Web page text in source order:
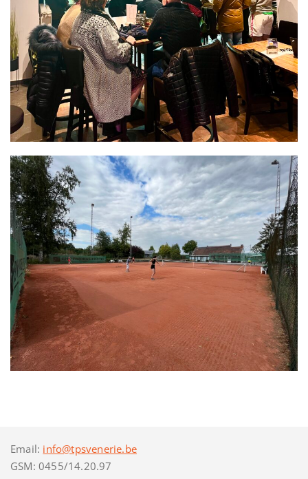
Email: info@tpsvenerie.be
GSM: 0455/14.20.97